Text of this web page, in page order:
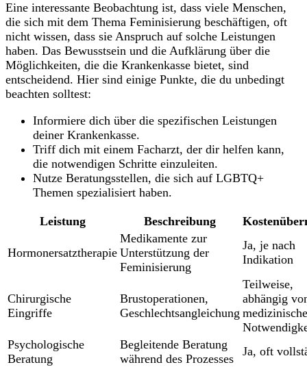
Eine interessante⁢ Beobachtung ist, dass viele Menschen,
die sich mit ⁤dem Thema Feminisierung beschäftigen, oft
nicht wissen, dass sie ⁤Anspruch‌ auf solche ​Leistungen
haben.⁢ Das Bewusstsein‍ und die Aufklärung über die
Möglichkeiten, die die Krankenkasse bietet, sind
entscheidend. Hier sind einige ‍Punkte, die du ⁤unbedingt
beachten solltest:
Informiere dich über die spezifischen Leistungen
⁣deiner Krankenkasse.
Triff dich mit einem ‌Facharzt, der ⁣dir helfen kann,
die notwendigen Schritte einzuleiten.
Nutze Beratungsstellen, die‌ sich auf LGBTQ+⁤
Themen spezialisiert⁤ haben.
Leistung Beschreibung
Hormonersatztherapie
Medikamente ‌zur
Unterstützung ​der​
Feminisierung
Ja, ⁤je nach
Indikation
Chirurgische ​
Eingriffe
Brustoperationen,‍
Geschlechtsangleichung
Teilweise,
abhängig⁢
Psychologische⁢
Beratung
Begleitende Beratung
während des Prozesses
Ja, oft